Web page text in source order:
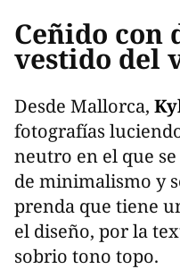
Ceñido con
vestido del
Desde Mallorca,
fotografías
neutro en el que
de minimalismo y
prenda que tiene
el diseño, por la
sobrio tono topo.